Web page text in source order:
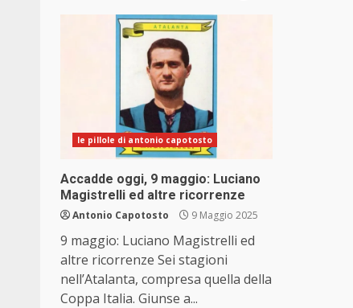
le pillole di antonio capotosto
Accadde oggi, 9 maggio: Luciano
Magistrelli ed altre ricorrenze
Antonio Capotosto 9 Maggio 2025
9 maggio: Luciano Magistrelli ed
altre ricorrenze Sei stagioni
nell’Atalanta, compresa quella della
Coppa Italia. Giunse a...